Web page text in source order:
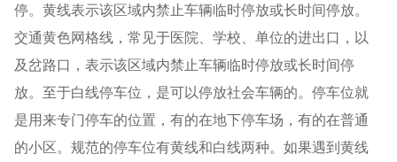
停。黄线表示该区域内禁止车辆临时停放或长时间停放。
交通黄色网格线，常见于医院、学校、单位的进出口，以
及岔路口，表示该区域内禁止车辆临时停放或长时间停
放。至于白线停车位，是可以停放社会车辆的。停车位就
是用来专门停车的位置，有的在地下停车场，有的在普通
的小区。规范的停车位有黄线和白线两种。如果遇到黄线